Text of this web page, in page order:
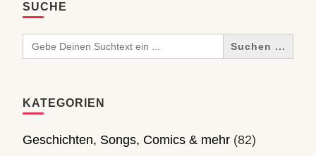
SUCHE
Search
for:
KATEGORIEN
Geschichten, Songs, Comics & mehr (82)